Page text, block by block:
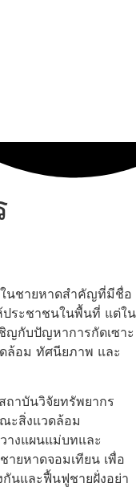
ในชายหาดสำคัญที่มีชื่อ
ประชาชนในพื้นที่ แต่ใน
ญกับปัญหาการกัดเซาะ
ล้อม ทัศนียภาพ และ
ถาบันวิจัยทรัพยากร
ะสิ่งแวดล้อม
างแผนแม่บทและ
ายหาดจอมเทียน เพื่อ
นและฟื้นฟูชายฝั่งอย่า